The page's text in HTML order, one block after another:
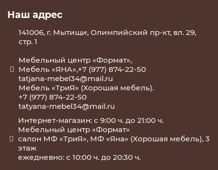
Наш адрес
141006, г. Мытищи, Олимпийский пр-кт, вл. 29,
стр. 1
Мебельный центр «Формат»,
Мебель «ЯНА»,+7 (977) 874-22-50
tatjana-mebel34@mail.ru
Мебель «ТриЯ» (Хорошая мебель).
+7 (977) 874-22-50
tatyana-mebel34@mail.ru
Интернет-магазин: с 9:00 ч. до 21:00 ч.
Мебельный центр «Формат»
салон МФ «ТриЯ», МФ «Яна» (Хорошая мебель), 3
этаж
ежедневно: с 10:00 ч. до 20:30 ч.